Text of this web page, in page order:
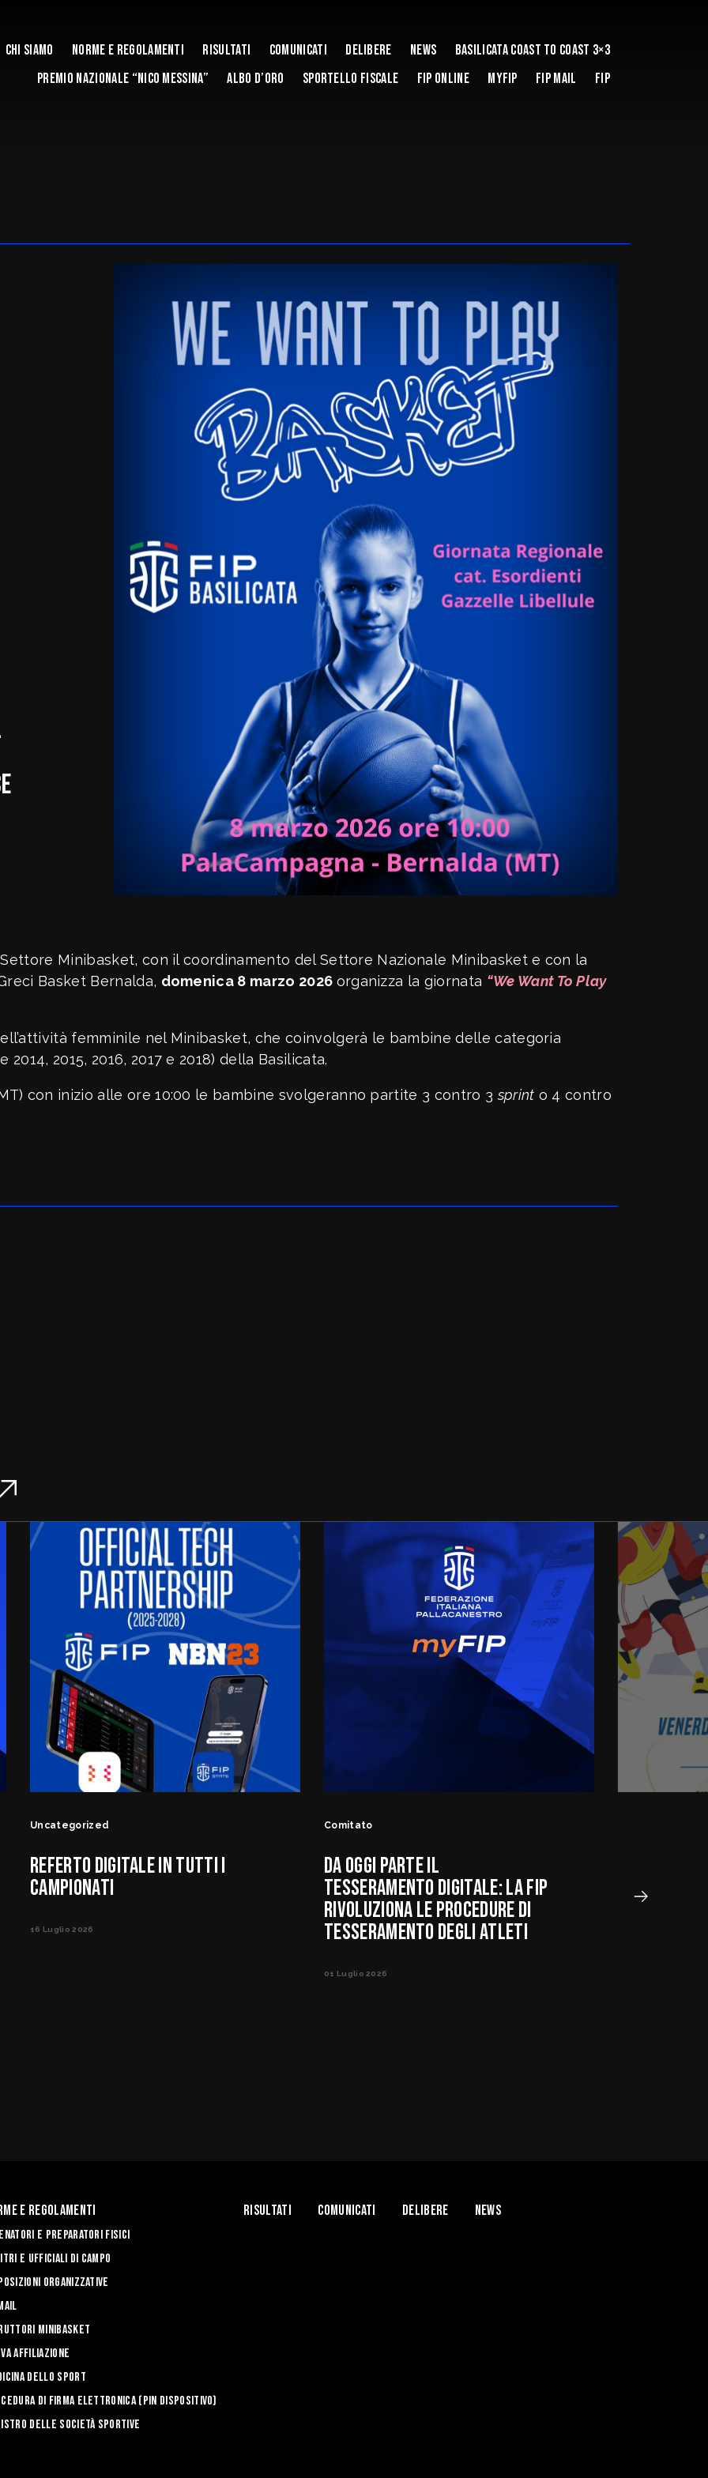
Chi siamo Norme e Regolamenti Risultati Comunicati Delibere News
Basilicata coast to coast 3×3
Premio Nazionale “Nico Messina”
Albo d’Oro Sportello Fiscale Fip Online MYFIP FIP Mail Fip
Minibasket, con il coordinamento del Settore Nazionale Minibasket e con la
Basket Bernalda, domenica 8 marzo 2026 organizza la giornata “We Want To Play
femminile nel Minibasket, che coinvolgerà le bambine delle categoria
2015, 2016, 2017 e 2018) della Basilicata.
con inizio alle ore 10:00 le bambine svolgeranno partite 3 contro 3sprint o 4 contro
Uncategorized
REFERTO DIGITALE IN TUTTI I
CAMPIONATI
16 Luglio 2026
Comitato
DA OGGI PARTE IL
TESSERAMENTO DIGITALE: LA FIP
RIVOLUZIONA LE PROCEDURE DI
TESSERAMENTO DEGLI ATLETI
01 Luglio 2026
e Regolamenti
e Preparatori fisici
e Ufficiali di Campo
Organizzative
Minibasket
affiliazione
dello sport
di firma elettronica (PIN dispositivo)
delle Società Sportive
Risultati Comunicati Delibere News